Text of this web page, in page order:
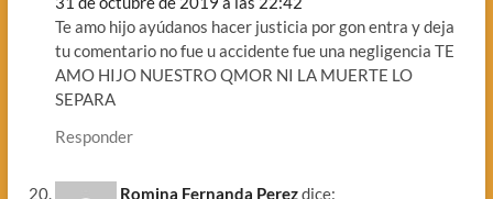
Te amo hijo ayúdanos hacer justicia por gon entra y deja
tu comentario no fue u accidente fue una negligencia TE
AMO HIJO NUESTRO QMOR NI LA MUERTE LO
SEPARA
Responder
Romina Fernanda Perezdice: